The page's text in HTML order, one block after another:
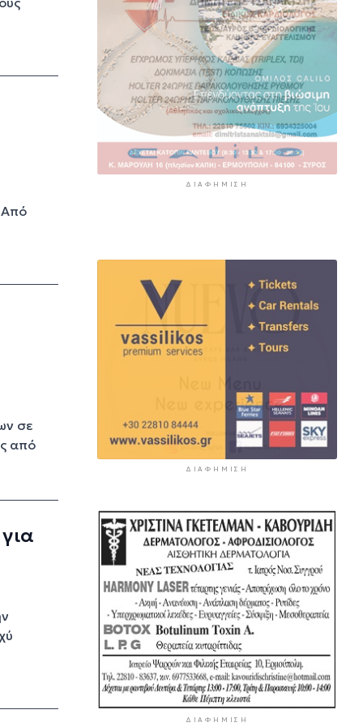
Από
σε
από
13 ώρες 39 λεπτά πρίν
ΔΙΑΦΉΜΙΣΗ
ΔΙΑΦΉΜΙΣΗ
ΔΙΑΦΉΜΙΣΗ